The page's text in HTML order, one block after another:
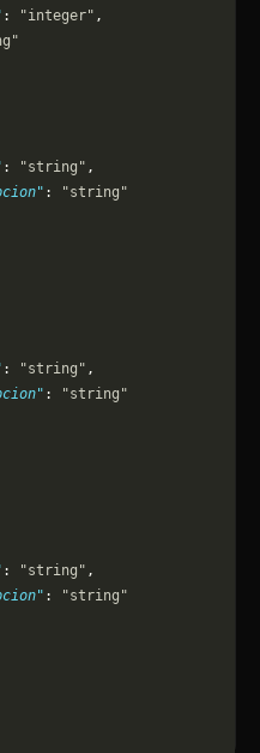
: "integer" ,
: "string" ,
:
"string"
: "string" ,
:
"string"
: "string" ,
:
"string"